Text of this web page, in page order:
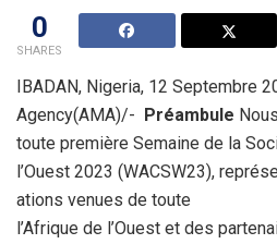
0
SHARES
IBADAN, Nigeria, 12 Septembre
Agency(AMA)/- Préambule
toute première Semaine de la
l’Ouest 2023 (WACSW23),
ations venues de toute
l’Afrique de l’Ouest et des